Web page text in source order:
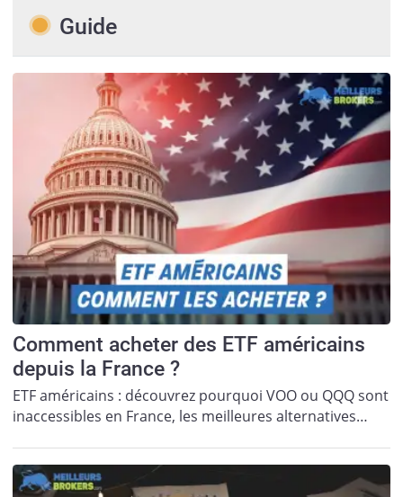
Guide
Comment acheter des ETF américains
depuis la France ?
ETF américains : découvrez pourquoi VOO ou QQQ sont
inaccessibles en France, les meilleures alternatives…